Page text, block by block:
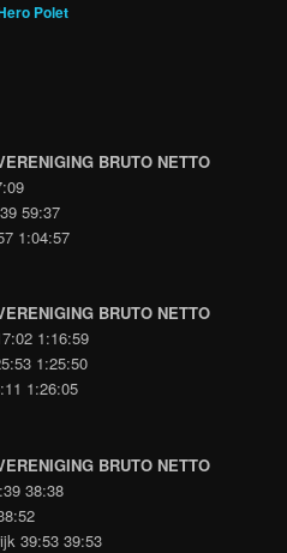
Polet
BRUTO NETTO
59:37
1:04:57
BRUTO NETTO
1:16:59
1:25:50
1:26:05
BRUTO NETTO
38:38
39:53 39:53